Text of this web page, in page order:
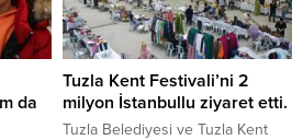
da
Tuzla Kent Festivali’ni 2
milyon İstanbullu ziyaret etti.
Tuzla Belediyesi ve Tuzla Kent